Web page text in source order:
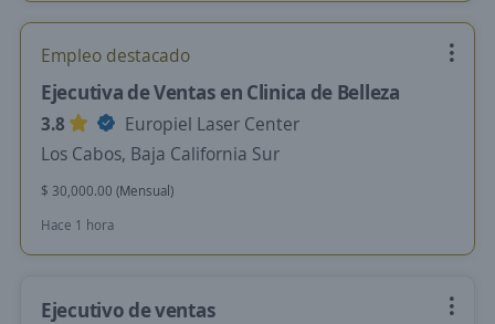
Empleo destacado
Ejecutiva de Ventas en Clinica de Belleza
3.8
Europiel Laser Center
Los Cabos, Baja California Sur
$ 30,000.00 (Mensual)
Hace 1 hora
Ejecutivo de ventas